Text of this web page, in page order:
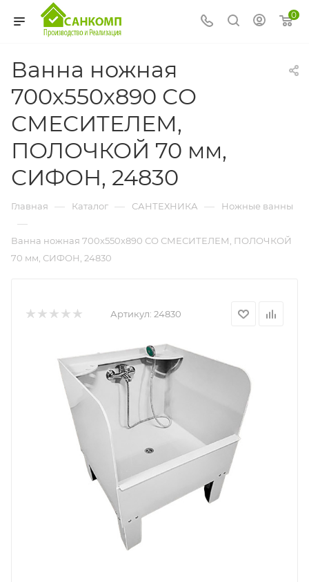
0
Ванна ножная
700х550х890 СО
СМЕСИТЕЛЕМ,
ПОЛОЧКОЙ 70 мм,
СИФОН, 24830
Главная — Каталог — САНТЕХНИКА — Ножные ванны
—
Ванна ножная 700х550х890 СО СМЕСИТЕЛЕМ, ПОЛОЧКОЙ
70 мм, СИФОН, 24830
Артикул: 24830